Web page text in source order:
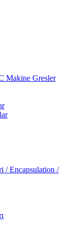
Makine Gresler
/ Encapsulation /